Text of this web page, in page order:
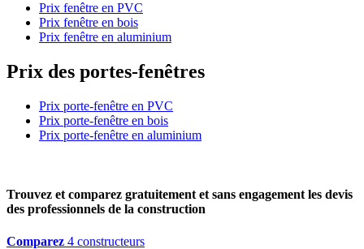
Prix fenêtre en PVC
Prix fenêtre en bois
Prix fenêtre en aluminium
Prix des portes-fenêtres
Prix porte-fenêtre en PVC
Prix porte-fenêtre en bois
Prix porte-fenêtre en aluminium
Trouvez et comparez gratuitement et sans engagement les devis
des professionnels de la construction
Comparez 4 constructeurs